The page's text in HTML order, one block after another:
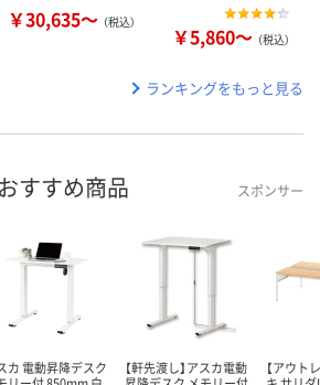
￥30,635～ （税込）
￥5,860～ （税込）
ランキングをもっと見る
すすめ商品 スポンサー
カ 電動昇降デスク
【軒先渡し】アスカ電動
【アウト